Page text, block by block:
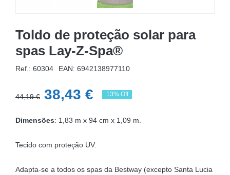
Toldo de proteção solar para
spas Lay-Z-Spa®
Ref.: 60304 EAN: 6942138977110
44,19€ O
original
era:
38,43 €O
atual
é:
13% Off
Dimensões: 1,83 m x 94 cm x 1,09 m.
Tecido com proteção UV.
Adapta-se a todos os spas da Bestway (excepto Santa Lucia